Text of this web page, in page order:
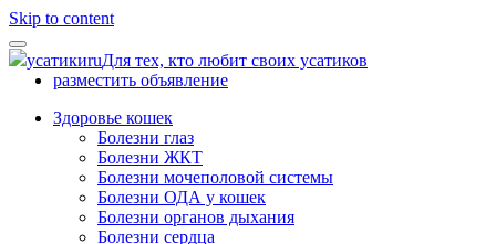
Skip to content
усатикиruДля тех, кто любит своих усатиков
разместить объявление
Здоровье кошек
Болезни глаз
Болезни ЖКТ
Болезни мочеполовой системы
Болезни ОДА у кошек
Болезни органов дыхания
Болезни сердца